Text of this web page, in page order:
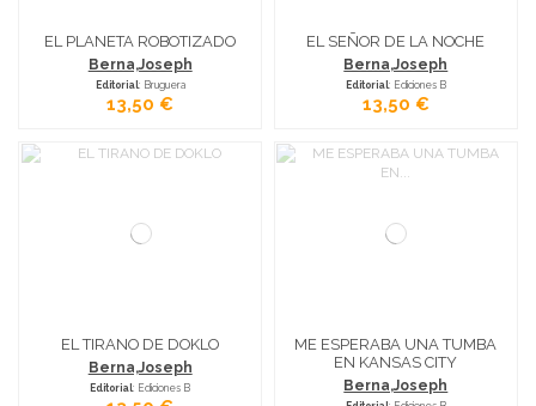
EL PLANETA ROBOTIZADO
Berna,Joseph
Editorial: Bruguera
13,50 €
EL SEÑOR DE LA NOCHE
Berna,Joseph
Editorial: Ediciones B
13,50 €
EL TIRANO DE DOKLO
Berna,Joseph
Editorial: Ediciones B
ME ESPERABA UNA TUMBA
EN KANSAS CITY
Berna,Joseph